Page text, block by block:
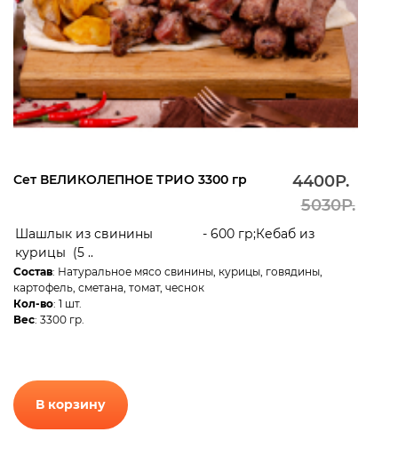
Сет ВЕЛИКОЛЕПНОЕ ТРИО 3300 гр
4400Р.
5030Р.
Шашлык из свинины - 600 гр;Кебаб из
курицы (5 ..
Состав: Натуральное мясо свинины, курицы, говядины,
картофель, сметана, томат, чеснок
Кол-во: 1 шт.
Вес: 3300 гр.
В корзину